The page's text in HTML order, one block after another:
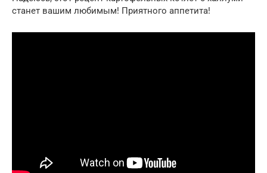
станет вашим любимым! Приятного аппетита!